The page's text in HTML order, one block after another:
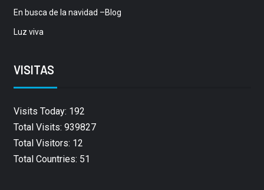
En busca de la navidad –Blog
Luz viva
VISITAS
Visits Today: 192
Total Visits: 939827
Total Visitors: 12
Total Countries: 51